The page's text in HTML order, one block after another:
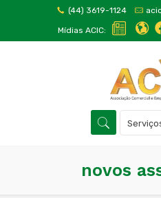
(44) 3619-1124
Mídias ACIC:
novos